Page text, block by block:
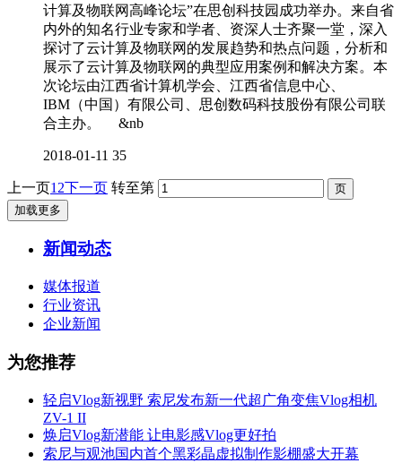
计算及物联网高峰论坛”在思创科技园成功举办。来自省
内外的知名行业专家和学者、资深人士齐聚一堂，深入
探讨了云计算及物联网的发展趋势和热点问题，分析和
展示了云计算及物联网的典型应用案例和解决方案。本
次论坛由江西省计算机学会、江西省信息中心、
IBM（中国）有限公司、思创数码科技股份有限公司联
合主办。 &nb
2018-01-11 35
上一页1 2下一页 转至第
加载更多
新闻动态
媒体报道
行业资讯
企业新闻
为您推荐
轻启Vlog新视野 索尼发布新一代超广角变焦Vlog相机
ZV-1 II
焕启Vlog新潜能 让电影感Vlog更好拍
索尼与观池国内首个黑彩晶虚拟制作影棚盛大开幕